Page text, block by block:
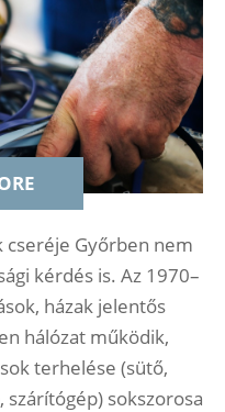
Győrben nem
kérdés is. Az 1970–
házak jelentős
hálózat működik,
terhelése (sütő,
sokszorosa